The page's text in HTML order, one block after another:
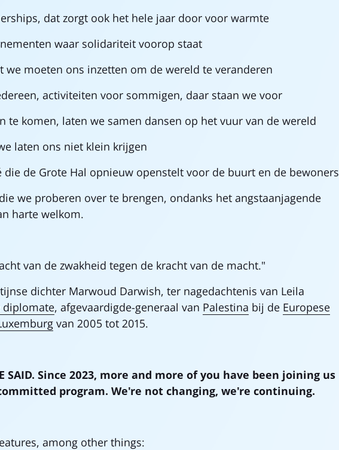
dat zorgt ook het hele jaar door voor warmte
waar solidariteit voorop staat
we moeten ons inzetten om de wereld te veranderen
activiteiten voor sommigen, daar staan we voor
te komen, laten we samen dansen op het vuur van de wereld
laten ons niet klein krijgen
die de Grote Hal opnieuw openstelt voor de buurt en de bewoners
we proberen over te brengen, ondanks het angstaanjagende
harte welkom.
van de zwakheid tegen de kracht van de macht."
dichter Marwoud Darwish, ter nagedachtenis van Leila
diplomate, afgevaardigde-generaal van Palestina bij de Europese
van 2005 tot 2015.
SAID. Since 2023, more and more of you have been joining us
program. We're not changing, we're continuing.
among other things: